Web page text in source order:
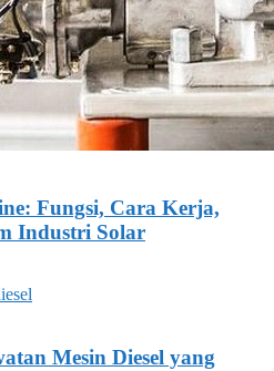
Fungsi, Cara Kerja,
Industri Solar
Mesin Diesel yang